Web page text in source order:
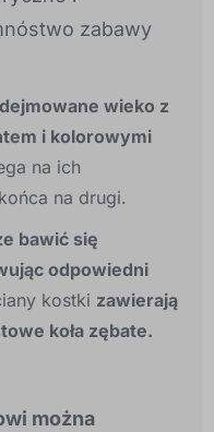
zabawy
wieko z
i kolorowymi
na ich
na drugi.
bawić się
odpowiedni
kostki zawierają
koła zębate.
można